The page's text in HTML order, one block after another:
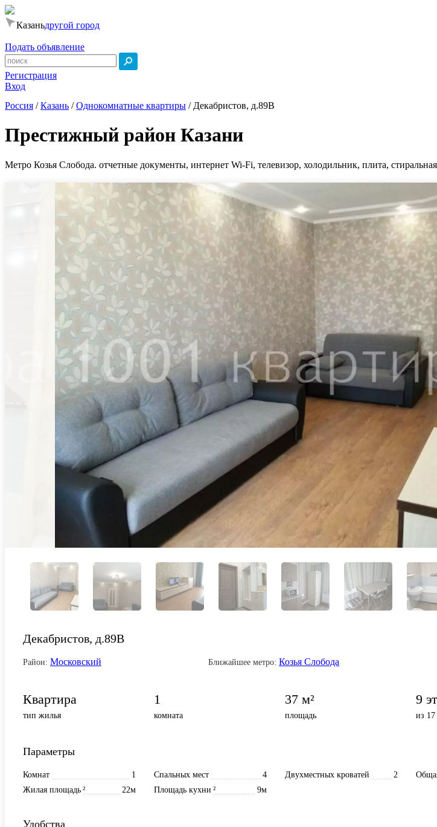
Казаньдругой город
Подать объявление
Регистрация
Вход
Россия /Казань /Однокомнатные квартиры / Декабристов, д.89В
Престижный район Казани
Метро Козья Слобода. отчетные документы, интернет Wi-Fi, телевизор, холодильник, плита,
Декабристов, д.89В
Район: Московский Ближайшее метро: Козья Слобода
Квартира
тип жилья
1
комната
37 м²
площадь
9
из 17
Параметры
Комнат 1 Спальных мест 4 Двухместных кроватей 2
Жилая площадь
22м
² Площадь кухни 9м
²
Удобства